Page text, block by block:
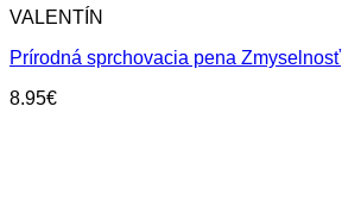
VALENTÍN
Prírodná sprchovacia pena Zmyselnosť
8.95€